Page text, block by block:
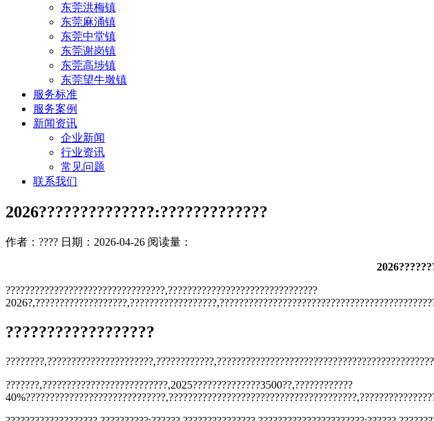
东莞洪梅镇
东莞麻涌镇
东莞中堂镇
东莞谢岗镇
东莞高埗镇
东莞望牛墩镇
服务标准
服务案例
新闻资讯
企业新闻
行业资讯
常见问题
联系我们
2026??????????????:?????????????
作者：???? 日期：2026-04-26 阅读量：
?????????????????????????????????,???????????????????????????????
??????????????????
???????,??????????????????????????,2025??????????????3500??,????????????